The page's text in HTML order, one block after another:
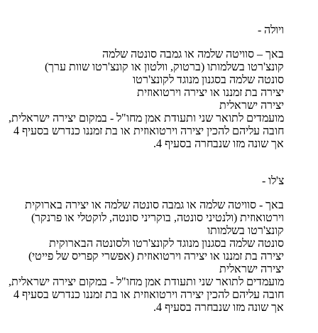
ויולה -
באך – סוויטה שלמה או גמבה סונטה שלמה
קונצ'רטו בשלמותו (ברטוק, וולטון או קונצ'רטו שוות ערך)
סונטה שלמה בסגנון מנוגד לקונצ'רטו
יצירה בת זמננו או יצירה וירטואוזית
יצירה ישראלית
מועמדים לתואר שני ותעודת אמן מחו"ל - במקום יצירה ישראלית,
חובה עליהם להכין יצירה וירטואוזית או בת זמננו כנדרש בסעיף 4
אך שונה מזו שנבחרה בסעיף 4.
צ'לו -
באך - סוויטה שלמה או גמבה סונטה שלמה או יצירה בארוקית
וירטואוזית (ולנטיני סונטה, בוקריני סונטה, לוקטלי או פרנקר)
קונצ'רטו בשלמותו
סונטה שלמה בסגנון מנוגד לקונצ'רטו ולסונטה הבארוקית
יצירה בת זמננו או יצירה וירטואוזית (אפשרי קפריס של פייטי)
יצירה ישראלית
מועמדים לתואר שני ותעודת אמן מחו"ל - במקום יצירה ישראלית,
חובה עליהם להכין יצירה וירטואוזית או בת זמננו כנדרש בסעיף 4
אך שונה מזו שנבחרה בסעיף 4.